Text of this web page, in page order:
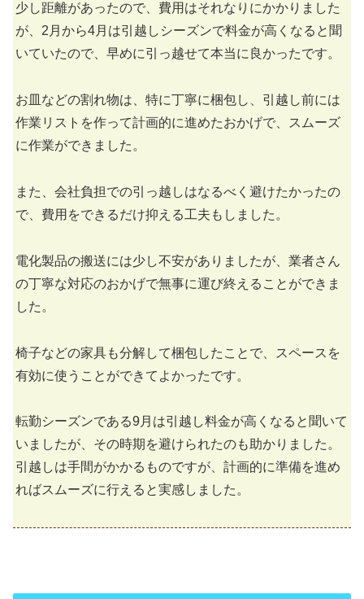
少し距離があったので、費用はそれなりにかかりました
が、2月から4月は引越しシーズンで料金が高くなると聞
いていたので、早めに引っ越せて本当に良かったです。
お皿などの割れ物は、特に丁寧に梱包し、引越し前には
作業リストを作って計画的に進めたおかげで、スムーズ
に作業ができました。
また、会社負担での引っ越しはなるべく避けたかったの
で、費用をできるだけ抑える工夫もしました。
電化製品の搬送には少し不安がありましたが、業者さん
の丁寧な対応のおかげで無事に運び終えることができま
した。
椅子などの家具も分解して梱包したことで、スペースを
有効に使うことができてよかったです。
転勤シーズンである9月は引越し料金が高くなると聞いて
いましたが、その時期を避けられたのも助かりました。
引越しは手間がかかるものですが、計画的に準備を進め
ればスムーズに行えると実感しました。